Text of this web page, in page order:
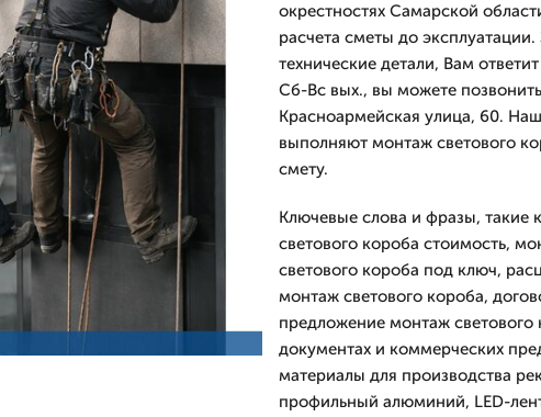
окрестностях Самарской
расчета сметы до
технические детали, Вам
Сб-Вс вых., вы можете
Красноармейская улица, 60.
выполняют монтаж светового
смету.
Ключевые слова и фразы, такие
светового короба стоимость,
светового короба под ключ,
монтаж светового короба,
предложение монтаж
документах и коммерческих
материалы для производства
профильный алюминий, LED-